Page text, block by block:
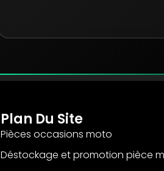
Plan Du Site
Pièces occasions moto
Déstockage et promotion pièce